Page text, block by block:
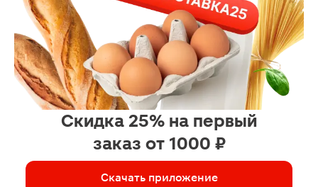
Скидка 25% на первый
заказ от 1000 ₽
Скачать приложение